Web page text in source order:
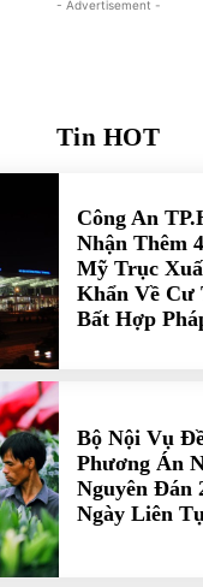
Tin HOT
Công An
Nhận Thêm
Mỹ Trục
Khẩn Về Cư
Bất Hợp
Bộ Nội Vụ
Phương Án
Nguyên Đán
Ngày Liên
- Advertisement -